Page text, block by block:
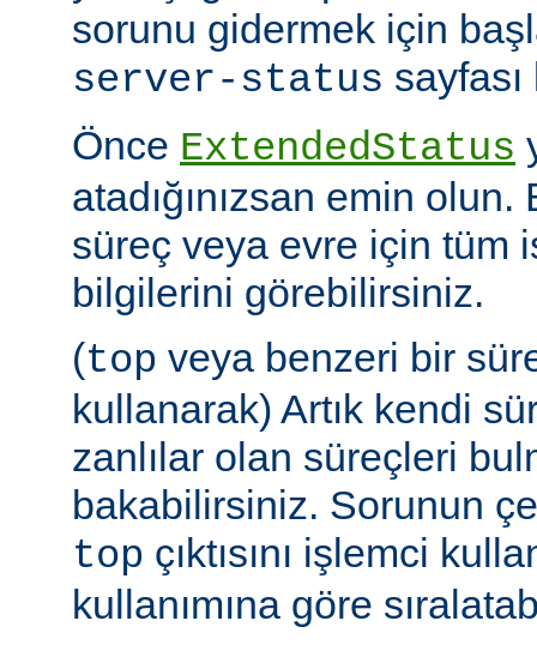
sorunu gidermek için
server-status
Önce ExtendedStatus
atadığınızsan emin
süreç veya evre için tüm
bilgilerini görebilirsiniz.
(top veya benzeri bir
kullanarak) Artık kendi
zanlılar olan süreçleri
bakabilirsiniz. Sorunun
top çıktısını işlemci
kullanımına göre